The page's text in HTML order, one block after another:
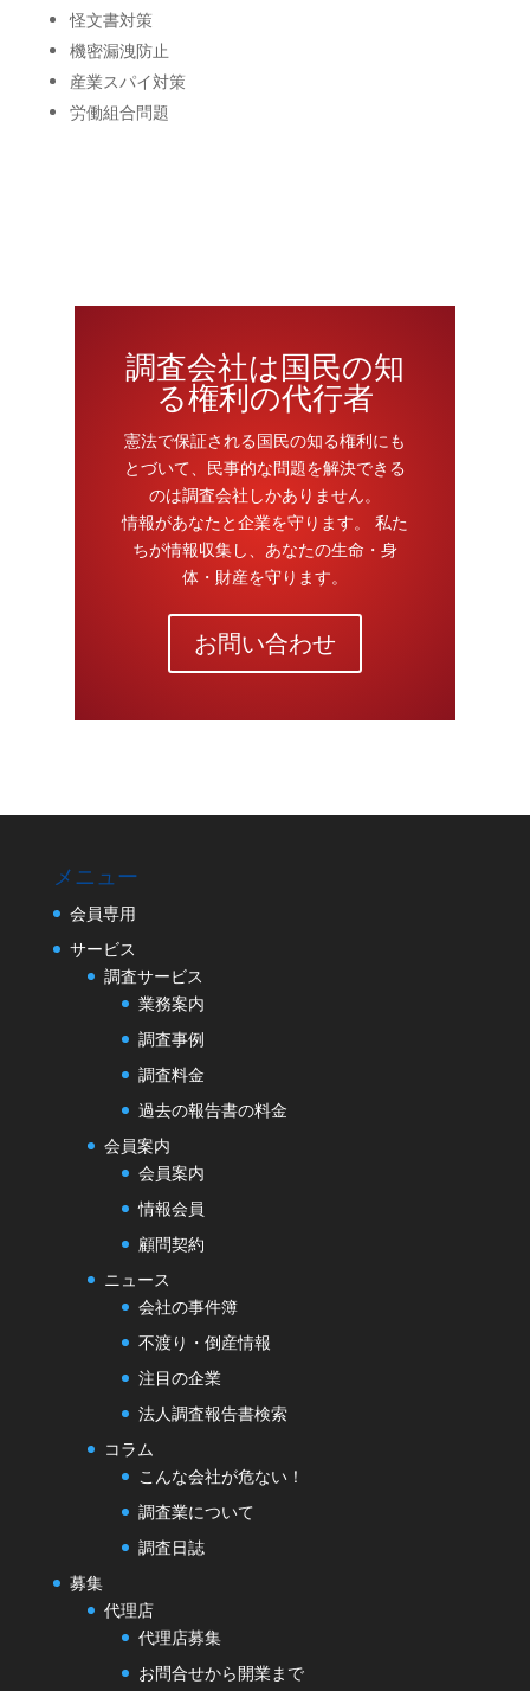
怪文書対策
機密漏洩防止
産業スパイ対策
労働組合問題
調査会社は国民の知
る権利の代行者
憲法で保証される国民の知る権利にも
とづいて、民事的な問題を解決できる
のは調査会社しかありません。
情報があなたと企業を守ります。 私た
ちが情報収集し、あなたの生命・身
体・財産を守ります。
お問い合わせ
メニュー
会員専用
サービス
調査サービス
業務案内
調査事例
調査料金
過去の報告書の料金
会員案内
会員案内
情報会員
顧問契約
ニュース
会社の事件簿
不渡り・倒産情報
注目の企業
法人調査報告書検索
コラム
こんな会社が危ない！
調査業について
調査日誌
募集
代理店
代理店募集
お問合せから開業まで